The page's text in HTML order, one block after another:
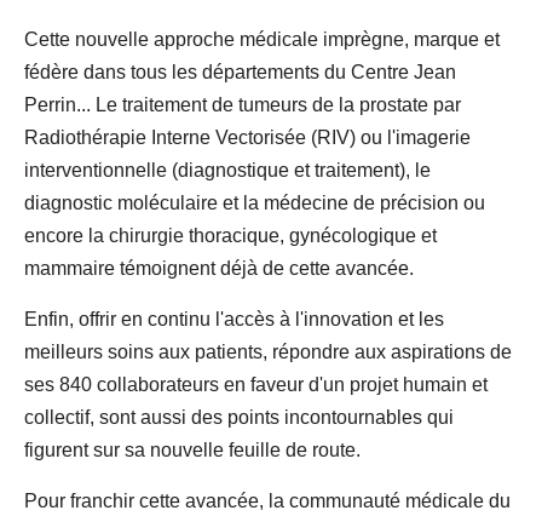
Cette nouvelle approche médicale imprègne, marque et
fédère dans tous les départements du Centre Jean
Perrin... Le traitement de tumeurs de la prostate par
Radiothérapie Interne Vectorisée (RIV) ou l'imagerie
interventionnelle (diagnostique et traitement), le
diagnostic moléculaire et la médecine de précision ou
encore la chirurgie thoracique, gynécologique et
mammaire témoignent déjà de cette avancée.
Enfin, offrir en continu l'accès à l'innovation et les
meilleurs soins aux patients, répondre aux aspirations de
ses 840 collaborateurs en faveur d'un projet humain et
collectif, sont aussi des points incontournables qui
figurent sur sa nouvelle feuille de route.
Pour franchir cette avancée, la communauté médicale du